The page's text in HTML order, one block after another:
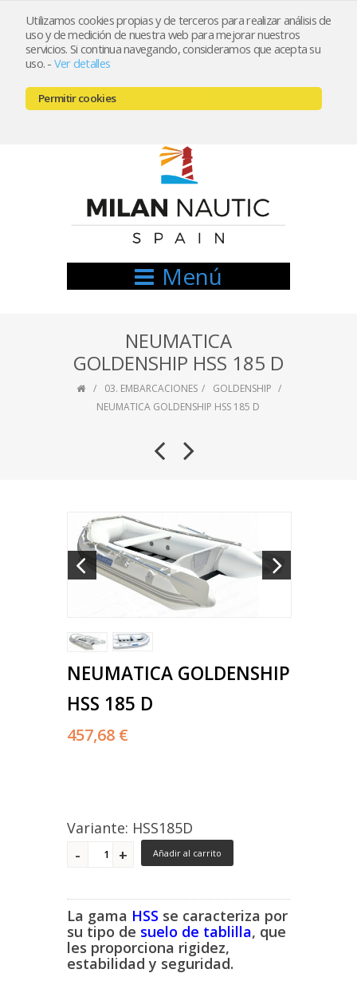
Utilizamos cookies propias y de terceros para realizar análisis de
uso y de medición de nuestra web para mejorar nuestros
servicios. Si continua navegando, consideramos que acepta su
uso. - Ver detalles
Permitir cookies
Registrarse Mi cuenta
666521122 // 654999333
Menú
NEUMATICA
GOLDENSHIP HSS 185 D
03. EMBARCACIONES
GOLDENSHIP
NEUMATICA GOLDENSHIP HSS 185 D
NEUMATICA GOLDENSHIP
HSS 185 D
457,68 €
Variante: HSS185D
Añadir al carrito
La gama HSS se caracteriza por
su tipo de suelo de tablilla, que
les proporciona rigidez,
estabilidad y seguridad.